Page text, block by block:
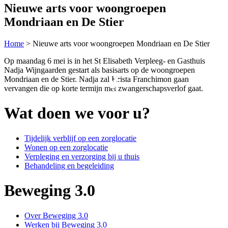
Nieuwe arts voor woongroepen
Mondriaan en De Stier
Home > Nieuwe arts voor woongroepen Mondriaan en De Stier
Op maandag 6 mei is in het St Elisabeth Verpleeg- en Gasthuis
Nadja Wijngaarden gestart als basisarts op de woongroepen
Mondriaan en de Stier. Nadja zal Krista Franchimon gaan
vervangen die op korte termijn met zwangerschapsverlof gaat.
Wat doen we voor u?
Tijdelijk verblijf op een zorglocatie
Wonen op een zorglocatie
Verpleging en verzorging bij u thuis
Behandeling en begeleiding
Beweging 3.0
Over Beweging 3.0
Werken bij Beweging 3.0